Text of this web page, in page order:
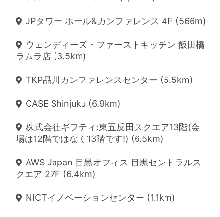
JPタワー ホール&カンファレンス 4F (566m)
ウェンディーズ・ファーストキッチン 飯田橋
ラムラ店 (3.5km)
TKP品川カンファレンスセンター (5.5km)
CASE Shinjuku (6.9km)
株式会社ギフティ:東五反田スクエア13階(会
場は12階ではなく13階です!) (6.5km)
AWS Japan 目黒オフィス 目黒セントラルス
クエア 27F (6.4km)
NICTイノベーションセンター (1.1km)